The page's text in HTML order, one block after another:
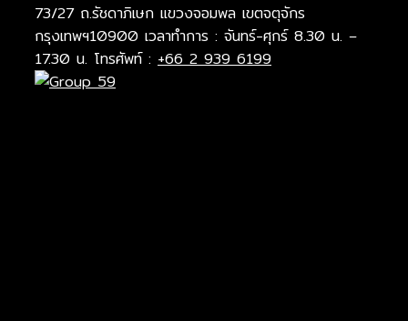
73/27 ถ.รัชดาภิเษก แขวงจอมพล เขตจตุจักร
กรุงเทพฯ10900 เวลาทำการ : จันทร์-ศุกร์ 8.30 น. –
17.30 น. โทรศัพท์ : +66 2 939 6199